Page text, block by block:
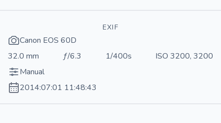
EXIF
Canon EOS 60D
32.0 mm
ƒ/6.3 1/400s
ISO 3200, 3200
Manual
2014:07:01 11:48:43